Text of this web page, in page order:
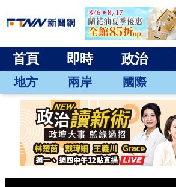
首頁 即時 政治
地方 兩岸 國際